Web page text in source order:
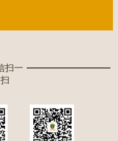
扫一
扫